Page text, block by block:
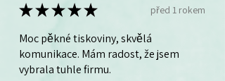
★★★★★ před 1 rokem
Moc pěkné tiskoviny, skvělá
komunikace. Mám radost, že jsem
vybrala tuhle firmu.